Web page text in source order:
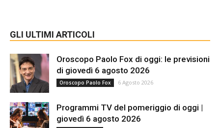
GLI ULTIMI ARTICOLI
Oroscopo Paolo Fox di oggi: le previsioni
di giovedì 6 agosto 2026
Oroscopo Paolo Fox 6 Agosto 2026
Programmi TV del pomeriggio di oggi |
giovedì 6 agosto 2026